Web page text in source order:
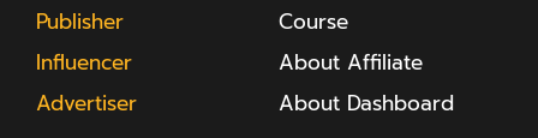
Publisher
Influencer
Advertiser
Course
About Affiliate
About Dashboard